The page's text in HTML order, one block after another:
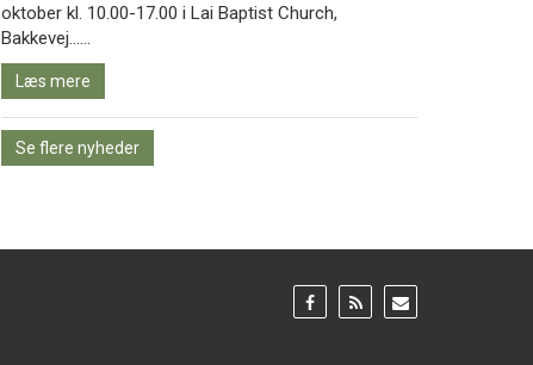
oktober kl. 10.00-17.00 i Lai Baptist Church,
Bakkevej……
mere
Læs mere
Se flere nyheder
Gå
til:
Gå
til:
Gå
til: